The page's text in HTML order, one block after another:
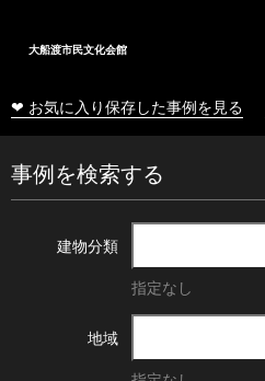
大船渡市民文化会館
❤ お気に入り保存した事例を見る
事例を検索する
建物分類
指定なし
地域